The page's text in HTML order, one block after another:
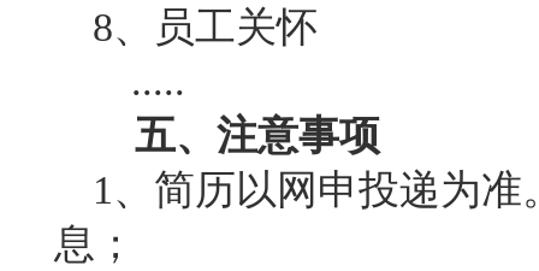
8、员工关怀
.....
五、注意事项
1、简历以网申投递为
息；